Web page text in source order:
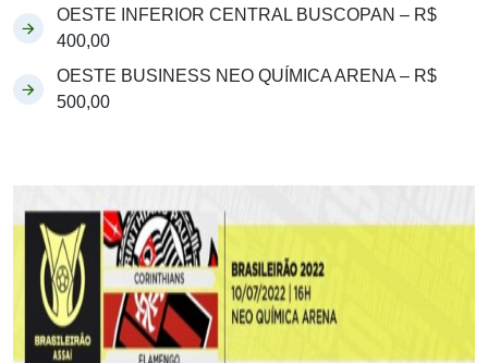
OESTE INFERIOR CENTRAL BUSCOPAN – R$
400,00
OESTE BUSINESS NEO QUÍMICA ARENA – R$
500,00